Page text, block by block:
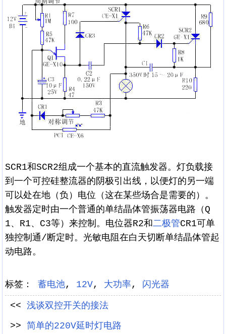
SCR1和SCR2组成一个基本的直流触发器。灯负载接
到一个可控硅整流器的阴极引出线，以便灯的另一端
可以处在地（负）电位（这在某些场合是需要的）。
触发器定时由一个普通的单结晶体管振荡器电路（Q
1、R1、C3等）来控制。电位器R2和二极管CR1可单
独控制通/断定时。光敏电阻在白天切断单结晶体管起
动电路。
标签： 蓄电池, 12V, 大功率, 闪光器
<< 浅谈双控开关的接法
>> 简单的220V延时灯电路